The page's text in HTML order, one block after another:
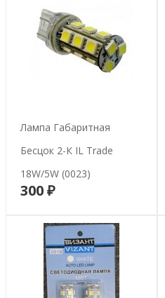
Лампа Габаритная
Бесцок 2-К IL Trade
18W/5W (0023)
300 ₽В корзину